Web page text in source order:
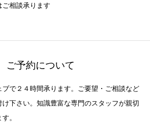
相談承ります
ご予約について
ブで２４時間承ります。ご要望・ご相談など
け下さい。知識豊富な専門のスタッフが親切
。